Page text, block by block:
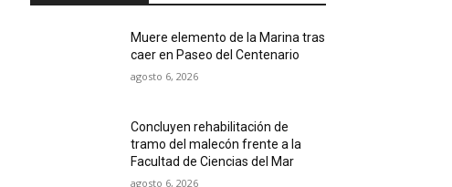
Muere elemento de la Marina tras
caer en Paseo del Centenario
agosto 6, 2026
Concluyen rehabilitación de
tramo del malecón frente a la
Facultad de Ciencias del Mar
agosto 6, 2026